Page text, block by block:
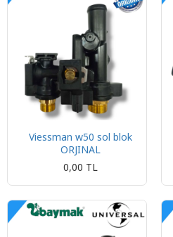
Viessman w50 sol blok
ORJINAL
0,00 TL